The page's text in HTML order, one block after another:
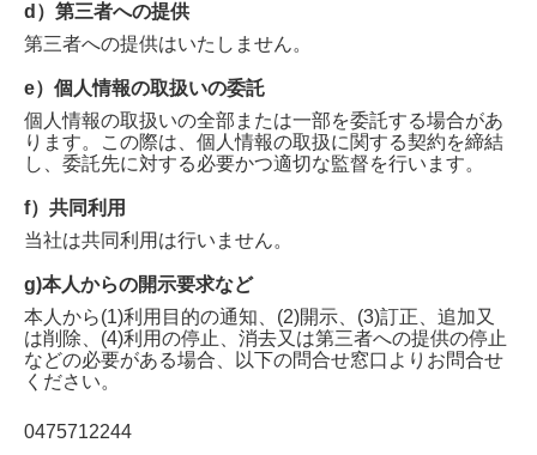
d）第三者への提供
第三者への提供はいたしません。
e）個人情報の取扱いの委託
個人情報の取扱いの全部または一部を委託する場合があ
ります。この際は、個人情報の取扱に関する契約を締結
し、委託先に対する必要かつ適切な監督を行います。
f）共同利用
当社は共同利用は行いません。
g)本人からの開示要求など
本人から(1)利用目的の通知、(2)開示、(3)訂正、追加又
は削除、(4)利用の停止、消去又は第三者への提供の停止
などの必要がある場合、以下の問合せ窓口よりお問合せ
ください。
0475712244